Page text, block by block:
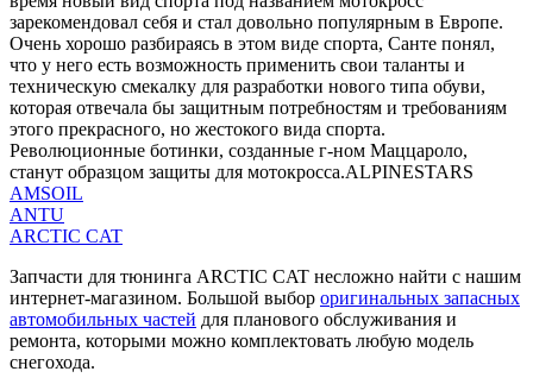
зарекомендовал себя и стал довольно популярным в Европе.
Очень хорошо разбираясь в этом виде спорта, Санте понял,
что у него есть возможность применить свои таланты и
техническую смекалку для разработки нового типа обуви,
которая отвечала бы защитным потребностям и требованиям
этого прекрасного, но жестокого вида спорта.
Революционные ботинки, созданные г-ном Маццароло,
станут образцом защиты для мотокросса.ALPINESTARS
AMSOIL
ANTU
ARCTIC CAT
Запчасти для тюнинга ARCTIC CAT несложно найти с нашим
интернет-магазином. Большой выбор оригинальных запасных
автомобильных частей для планового обслуживания и
ремонта, которыми можно комплектовать любую модель
снегохода.